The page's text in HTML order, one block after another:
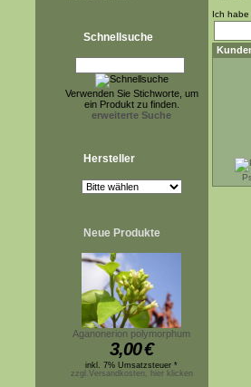
Schnellsuche
Verwenden Sie Stichworte, um
ein Produkt zu finden.
erweiterte Suche
Hersteller
Neue Produkte
Aganonerion polymorphum
3,00€
inkl. 7% Umsatzsteuer *
zzgl.Versandkosten, hier klicken
Ich habe